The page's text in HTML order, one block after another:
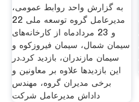
به گزارش واحد روابط عمومی،
مدیرعامل گروه توسعه ملی 22
و 23 مردادماه از کارخانه‌های
سیمان شمال، سیمان فیروزکوه و
سیمان مازندران، بازدید کرد.در
این بازدیدها علاوه بر معاونین و
برخی مدیران گروه، مهندس
داداش مدیرعامل شرکت